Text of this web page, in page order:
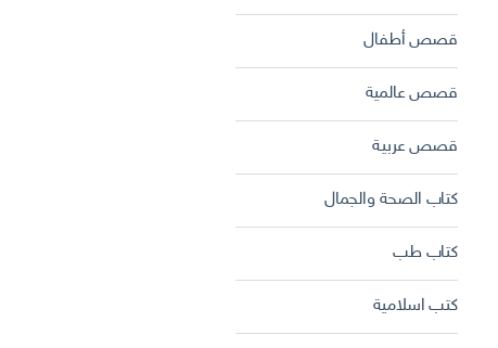
قصص أطفال
قصص عالمية
قصص عربية
كتاب الصحة والجمال
كتاب طب
كتب اسلامية